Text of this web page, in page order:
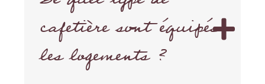
cafetière sont équipés
les logements ?